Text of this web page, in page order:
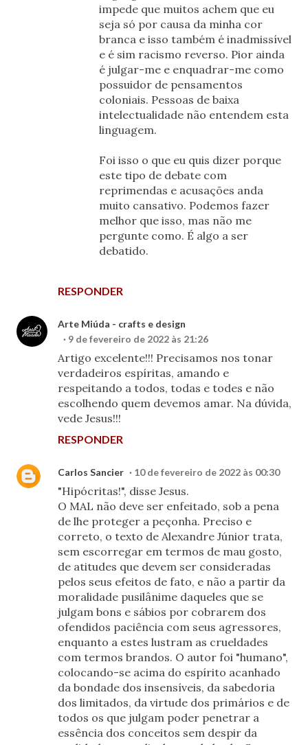
RESPONDER
impede que muitos achem que eu
seja só por causa da minha cor
branca e isso também é inadmissível
e é sim racismo reverso. Pior ainda
é julgar-me e enquadrar-me como
possuidor de pensamentos
coloniais. Pessoas de baixa
intelectualidade não entendem esta
linguagem.
Foi isso o que eu quis dizer porque
este tipo de debate com
reprimendas e acusações anda
muito cansativo. Podemos fazer
melhor que isso, mas não me
pergunte como. É algo a ser
debatido.
Arte Miúda - crafts e design
9 de fevereiro de 2022 às 21:26
Artigo excelente!!! Precisamos nos tonar
verdadeiros espíritas, amando e
respeitando a todos, todas e todes e não
escolhendo quem devemos amar. Na dúvida,
vede Jesus!!!
RESPONDER
Carlos Sancier 10 de fevereiro de 2022 às 00:30
"Hipócritas!", disse Jesus.
O MAL não deve ser enfeitado, sob a pena
de lhe proteger a peçonha. Preciso e
correto, o texto de Alexandre Júnior trata,
sem escorregar em termos de mau gosto,
de atitudes que devem ser consideradas
pelos seus efeitos de fato, e não a partir da
moralidade pusilânime daqueles que se
julgam bons e sábios por cobrarem dos
ofendidos paciência com seus agressores,
enquanto a estes lustram as crueldades
com termos brandos. O autor foi "humano",
colocando-se acima do espírito acanhado
da bondade dos insensíveis, da sabedoria
dos limitados, da virtude dos primários e de
todos os que julgam poder penetrar a
essência dos conceitos sem despir da